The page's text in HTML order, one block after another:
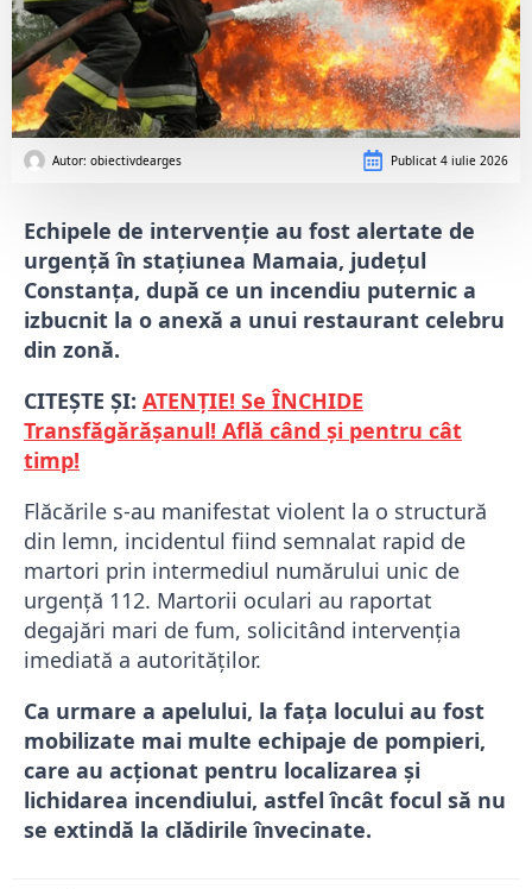
Autor: obiectivdearges Publicat 4 iulie 2026
Echipele de intervenție au fost alertate de
urgență în stațiunea Mamaia, județul
Constanța, după ce un incendiu puternic a
izbucnit la o anexă a unui restaurant celebru
din zonă.
CITEȘTE ȘI: ATENȚIE! Se ÎNCHIDE
Transfăgărășanul! Află când și pentru cât
timp!
Flăcările s-au manifestat violent la o structură
din lemn, incidentul fiind semnalat rapid de
martori prin intermediul numărului unic de
urgență 112. Martorii oculari au raportat
degajări mari de fum, solicitând intervenția
imediată a autorităților.
Ca urmare a apelului, la fața locului au fost
mobilizate mai multe echipaje de pompieri,
care au acționat pentru localizarea și
lichidarea incendiului, astfel încât focul să nu
se extindă la clădirile învecinate.